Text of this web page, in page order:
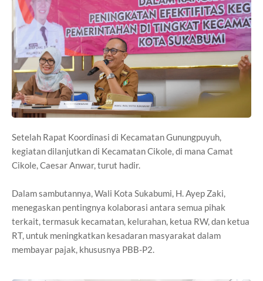
Setelah Rapat Koordinasi di Kecamatan Gunungpuyuh,
kegiatan dilanjutkan di Kecamatan Cikole, di mana Camat
Cikole, Caesar Anwar, turut hadir.
Dalam sambutannya, Wali Kota Sukabumi, H. Ayep Zaki,
menegaskan pentingnya kolaborasi antara semua pihak
terkait, termasuk kecamatan, kelurahan, ketua RW, dan ketua
RT, untuk meningkatkan kesadaran masyarakat dalam
membayar pajak, khususnya PBB-P2.